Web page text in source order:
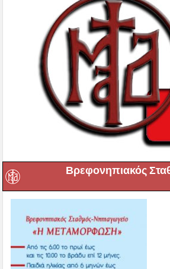
Βρεφονηπιακός